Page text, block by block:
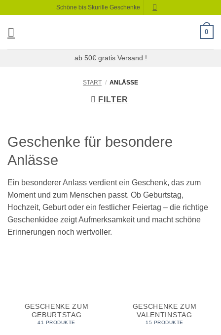
springen
Schöne bis Skurille Geschenke
0
ab 50€ gratis Versand !
START / ANLÄSSE
FILTER
Geschenke für besondere
Anlässe
Ein besonderer Anlass verdient ein Geschenk, das zum
Moment und zum Menschen passt. Ob Geburtstag,
Hochzeit, Geburt oder ein festlicher Feiertag – die richtige
Geschenkidee zeigt Aufmerksamkeit und macht schöne
Erinnerungen noch wertvoller.
GESCHENKE ZUM
GEBURTSTAG
41 PRODUKTE
GESCHENKE ZUM
VALENTINSTAG
15 PRODUKTE